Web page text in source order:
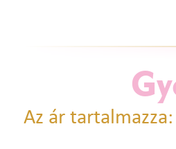
Az ár tartalmazza: